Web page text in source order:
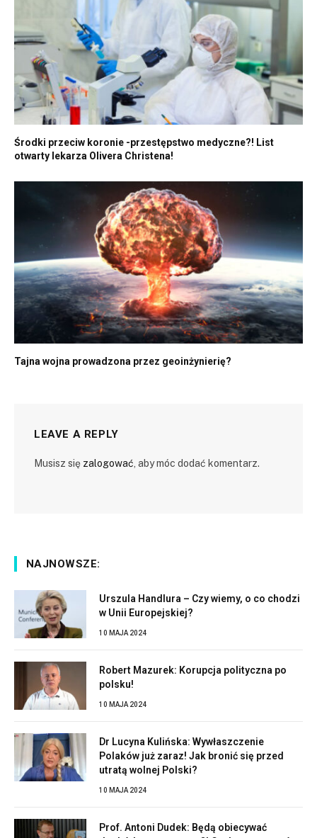
Środki przeciw koronie -przestępstwo medyczne?! List
otwarty lekarza Olivera Christena!
Tajna wojna prowadzona przez geoinżynierię?
LEAVE A REPLY
Musisz się zalogować, aby móc dodać komentarz.
NAJNOWSZE:
Urszula Handlura – Czy wiemy, o co chodzi
w Unii Europejskiej?
10 MAJA 2024
Robert Mazurek: Korupcja polityczna po
polsku!
10 MAJA 2024
Dr Lucyna Kulińska: Wywłaszczenie
Polaków już zaraz! Jak bronić się przed
utratą wolnej Polski?
10 MAJA 2024
Prof. Antoni Dudek: Będą obiecywać